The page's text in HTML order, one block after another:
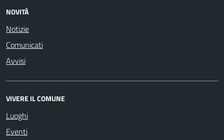
NOVITÀ
Notizie
Comunicati
Avvisi
VIVERE IL COMUNE
Luoghi
Eventi